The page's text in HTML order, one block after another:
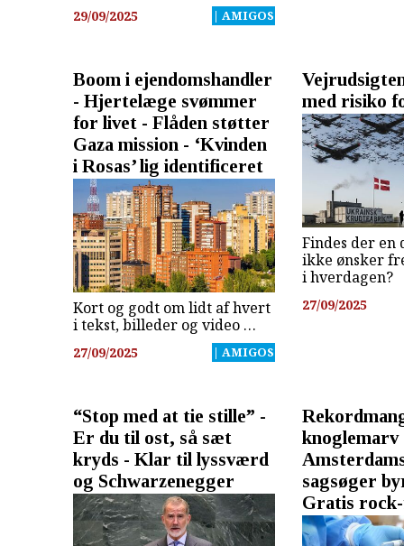
29/09/2025 | AMIGOS
Boom i ejendomshandler
- Hjertelæge svømmer
for livet - Flåden støtter
Gaza mission - ‘Kvinden
i Rosas’ lig identificeret
Kort og godt om lidt af hvert
i tekst, billeder og video …
27/09/2025 | AMIGOS
med risiko
Findes der en
ikke ønsker
i hverdagen?
27/09/2025
“Stop med at tie stille” -
Er du til ost, så sæt
kryds - Klar til lyssværd
og Schwarzenegger
knoglemarv
sagsøger
Gratis